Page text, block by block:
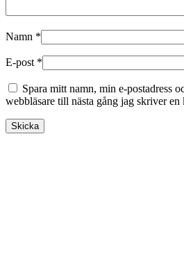
Namn *
E-post *
Spara mitt namn, min e-postadress
webbläsare till nästa gång jag skriver en